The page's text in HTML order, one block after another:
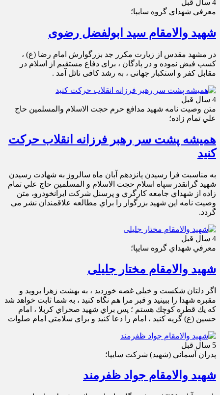
4 سال قبل
معرفي شهداي گروه سايپا؛
شهید والامقام سید ابولفضل رضوی
در مشهد مقدس از زیارت مکرر جد بزرگوارش امام رضا (ع) ،
کسب فیض نموده و در پادگان ، برای دفاع مستقیم از اسلام در
مقابل کفر و استکبار جهانی ، به رشد کافی نائل آمد .
4 سال قبل
متن وصيت نامه شهيد مدافع حرم حجت الاسلام والمسلمين حاج
علي تمام زاده؛
همیشه پشت سر رهبر فرزانه انقلاب حرکت
کنید
به مناسبت فرا رسيدن پانزدهم آبان ماه سالروز به شهادت رسيدن
شهيد گرانقدر سپاه اسلام حجت الاسلام و المسلمين حاج علي تمام
زاده از شهداي جامعه كارگري و پرسنل شركت ايرانخودرو، متن
وصيت نامه اين شهيد بزرگوار را براي مطالعه علاقمندان نشر مي
گردد.
4 سال قبل
معرفي شهداي گروه سايپا؛
شهید والامقام مختار جلیلی
اگر دلتان شكست و خيلي غصه خورديد ، به بهشت زهرا برويد و
مقبره شهدا را ببينيد و قبر مرا هم نگاه كنيد ، به شما ثابت خواهد شد
كه يك قطره كوچك هستم ؛ پس براي شهيد صحراي كربلا ، امام
حسين (ع) گريه كنيد ، امام را دعا كنيد و براي سلامتي امام صلوات
5 سال قبل
پدران آسماني (شهيد) شركت سايپا؛
شهید والامقام جواد ظفرمند